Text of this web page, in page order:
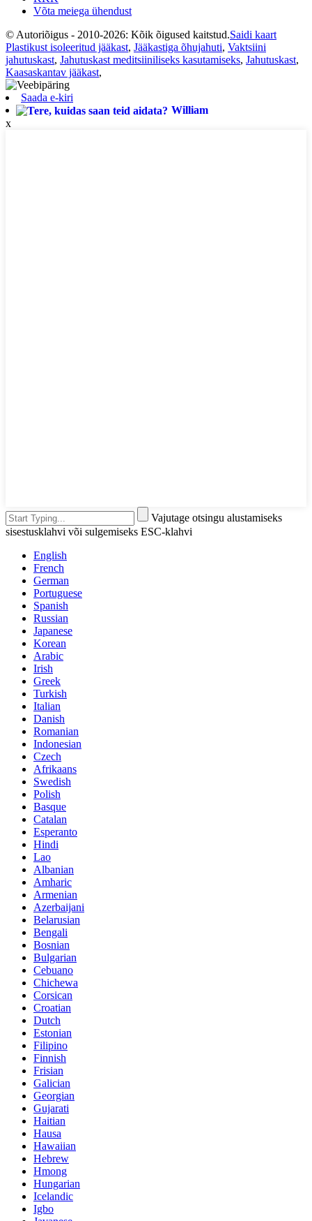
Võta meiega ühendust
© Autoriõigus - 2010-2026: Kõik õigused kaitstud.Saidi kaart
Plastikust isoleeritud jääkast, Jääkastiga õhujahuti, Vaktsiini
jahutuskast, Jahutuskast meditsiiniliseks kasutamiseks, Jahutuskast,
Kaasaskantav jääkast,
Saada e-kiri
William
x
Vajutage otsingu alustamiseks
sisestusklahvi või sulgemiseks ESC-klahvi
English
French
German
Portuguese
Spanish
Russian
Japanese
Korean
Arabic
Irish
Greek
Turkish
Italian
Danish
Romanian
Indonesian
Czech
Afrikaans
Swedish
Polish
Basque
Catalan
Esperanto
Hindi
Lao
Albanian
Amharic
Armenian
Azerbaijani
Belarusian
Bengali
Bosnian
Bulgarian
Cebuano
Chichewa
Corsican
Croatian
Dutch
Estonian
Filipino
Finnish
Frisian
Galician
Georgian
Gujarati
Haitian
Hausa
Hawaiian
Hebrew
Hmong
Hungarian
Icelandic
Igbo